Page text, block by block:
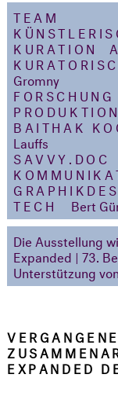
TEAM
KURATION
Gromny
FORSCHUNG
PRODUKTION
BAITHAK
Lauffs
SAVVY.DOC
TECH
Bert
Die Ausstellung
Expanded | 73.
Unterstützung
EXPANDED